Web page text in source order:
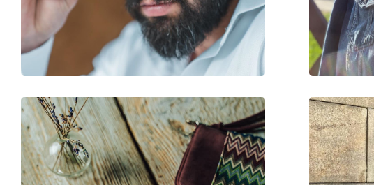
Βάρος:
155 γρ
Ρυθμιζόμενα μαξιλάρια μύτης:
Όχι
Εύκαμπτη άρθρωση:
Όχι
Αξεσουάρ
Παρέχονται με θήκη:
Ναι
Πανί καθαρισμού:
Ναι
Άλλα
Τύπος:
Unisex